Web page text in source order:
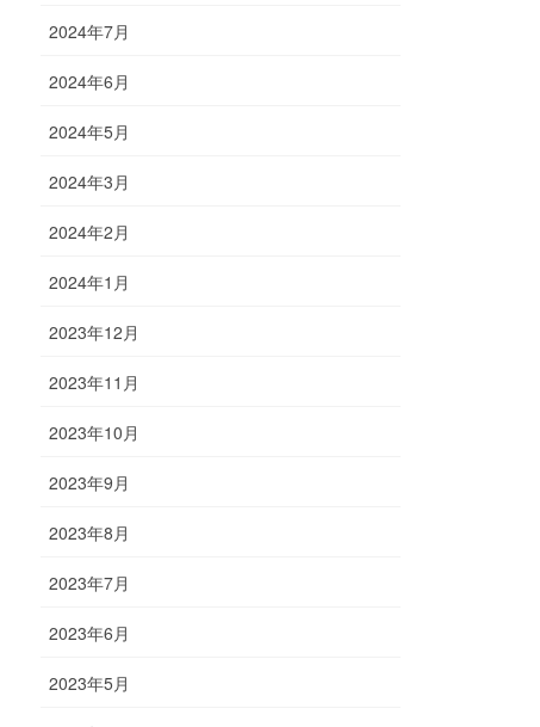
2024年7月
2024年6月
2024年5月
2024年3月
2024年2月
2024年1月
2023年12月
2023年11月
2023年10月
2023年9月
2023年8月
2023年7月
2023年6月
2023年5月